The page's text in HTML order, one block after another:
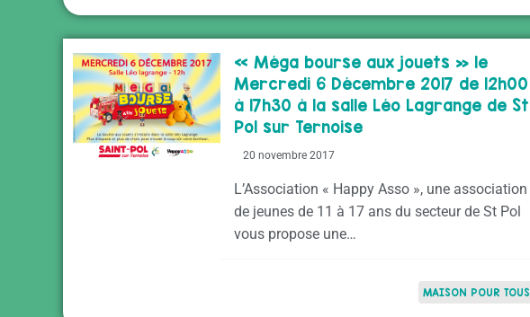
« Méga bourse aux jouets » le
Mercredi 6 Décembre 2017 de 12h00
à 17h30 à la salle Léo Lagrange de St
Pol sur Ternoise
20 novembre 2017
L’Association « Happy Asso », une association
de jeunes de 11 à 17 ans du secteur de St Pol
vous propose une…
MAISON POUR TOUS